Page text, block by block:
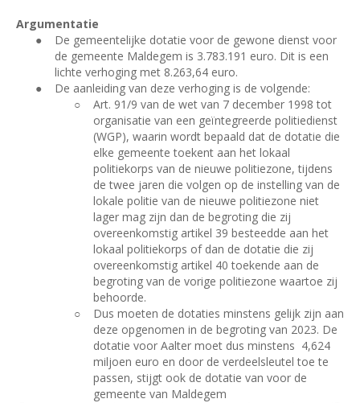
Argumentatie
●
De gemeentelijke dotatie voor de gewone dienst voor
de gemeente Maldegem is 3.783.191 euro. Dit is een
lichte verhoging met 8.263,64 euro.
●
De aanleiding van deze verhoging is de volgende:
○
Art. 91/9 van de wet van 7 december 1998 tot
organisatie van een geïntegreerde politiedienst
(WGP), waarin wordt bepaald dat de dotatie die
elke gemeente toekent aan het lokaal
politiekorps van de nieuwe politiezone, tijdens
de twee jaren die volgen op de instelling van de
lokale politie van de nieuwe politiezone niet
lager mag zijn dan de begroting die zij
overeenkomstig artikel 39 besteedde aan het
lokaal politiekorps of dan de dotatie die zij
overeenkomstig artikel 40 toekende aan de
begroting van de vorige politiezone waartoe zij
behoorde.
○
Dus moeten de dotaties minstens gelijk zijn aan
deze opgenomen in de begroting van 2023. De
dotatie voor Aalter moet dus minstens 4,624
miljoen euro en door de verdeelsleutel toe te
passen, stijgt ook de dotatie van voor de
gemeente van Maldegem